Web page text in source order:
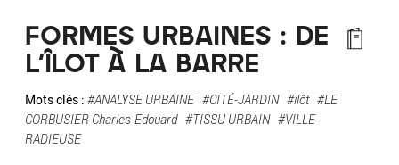
TYPE DE RESSOURCES
MATÉRIAUX
AUTRES CRITÈRES
FORMES URBAINES : DE
L'ÎLOT À LA BARRE
Mots clés : #ANALYSE URBAINE #CITÉ-JARDIN #ilôt #LE
CORBUSIER Charles-Edouard #TISSU URBAIN #VILLE
RADIEUSE